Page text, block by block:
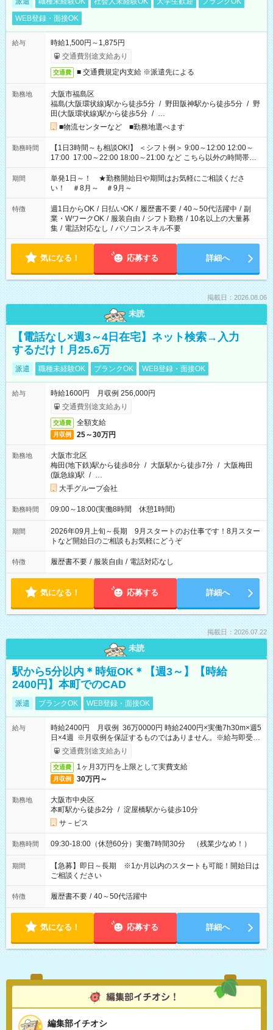
WEB登録・面接OK
給与
時給1,500円～1,875円
交通費別途支給あり
交通費 ■ 交通費規定内支給 ※派遣先による
勤務地
大阪市福島区
福島(大阪環状線)駅から徒歩5分 / 野田阪神駅から徒歩5分 / 野
田(大阪環状線)駅から徒歩5分 / …
■物流センターなど ■勤務地選べます
勤務時間
【1日3時間～も相談OK!】 ＜シフト例＞ 9:00～12:00 12:00～
17:00 17:00～22:00 18:00～21:00 など こちら以外の時間帯も
お気軽にご相談ください！
期間
単発1日～！ ★勤務開始日や期間はお気軽にご相談くださ
い！ ＃8月～ ＃9月～
特徴 週1日からOK / 日払いOK / 履歴書不要 / 40～50代活躍中 / 副
業・WワークOK / 服装自由 / シフト勤務 / 10名以上の大量募
集 / 電話対応なし / パソコンスキル不要
気になる！ 応募する 詳細へ
掲載日：2026.08.06
未読
【電話なし×週3～4日在宅】ネット検索→入力
するだけ！月25.6万
派遣 職種未経験OK ブランクOK WEB登録・面接OK
給与
時給1600円 月収例 256,000円
交通費別途支給あり
交通費 全額支給
月収例 25～30万円
勤務地
大阪市北区
梅田(地下鉄)駅から徒歩8分 / 大阪駅から徒歩7分 / 大阪梅田
(阪急線)駅 / …
大手グループ会社
勤務時間 09:00～18:00(実働8時間 休憩1時間)
期間
2026年09月上旬～長期 9月スタートのお仕事です！8月スター
トなど開始日のご相談もお気軽にどうぞ
特徴 履歴書不要 / 服装自由 / 電話対応なし
気になる！ 応募する 詳細へ
掲載日：2026.07.22
未読
駅から5分以内＊時短OK＊【週3～】【時給
2400円】本町でのCAD
派遣 ブランクOK WEB登録・面接OK
給与
時給2400円 月収例 36万0000円 時給2400円×実働7h30m×週5
日×4週 ※月収例を保証するものではありません。※給与即受取
りサービス利用可（利用条件有）
交通費別途支給あり
交通費 1ヶ月3万円を上限として実費支給
月収例 30万円～
勤務地
大阪市中央区
本町駅から徒歩2分 / 淀屋橋駅から徒歩10分
サ－ビス
勤務時間 09:30-18:00（休憩60分）実働7時間30分 （残業少なめ！）
期間
【急募】即日～長期 ※1か月以内のスタートも可能！開始日は
ご相談ください
特徴 履歴書不要 / 40～50代活躍中
気になる！ 応募する 詳細へ
編集部イチオシ